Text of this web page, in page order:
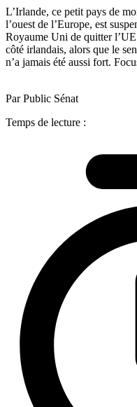
L’Irlande, ce petit pays de
l’ouest de l’Europe, est
Royaume Uni de quitter
côté irlandais, alors que le
n’a jamais été aussi fort.
Par Public Sénat
Temps de lecture :